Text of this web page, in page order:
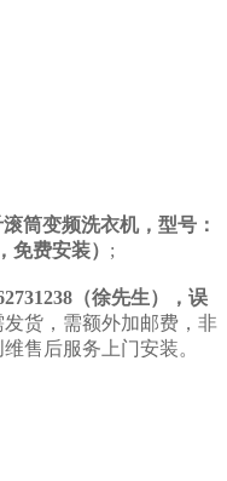
筒变频洗衣机，型号：
免费安装） ;
（徐先生），误
发货，需额外加邮费，非
售后服务上门安装。